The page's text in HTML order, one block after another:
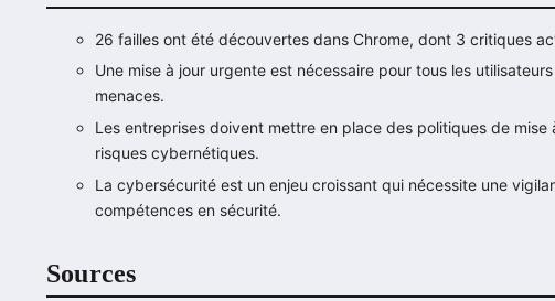
26 failles ont été découvertes dans Chrome, dont 3 critiques
Une mise à jour urgente est nécessaire pour tous les
menaces.
Les entreprises doivent mettre en place des politiques de
risques cybernétiques.
La cybersécurité est un enjeu croissant qui nécessite une
compétences en sécurité.
Sources